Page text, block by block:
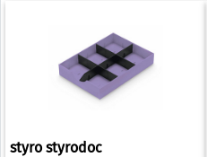
styro styrodoc